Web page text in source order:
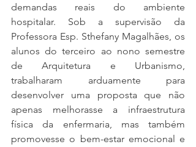
demandas reais do ambiente
hospitalar. Sob a supervisão da
Professora Esp. Sthefany Magalhães, os
alunos do terceiro ao nono semestre
de Arquitetura e Urbanismo,
trabalharam arduamente para
desenvolver uma proposta que não
apenas melhorasse a infraestrutura
física da enfermaria, mas também
promovesse o bem-estar emocional e